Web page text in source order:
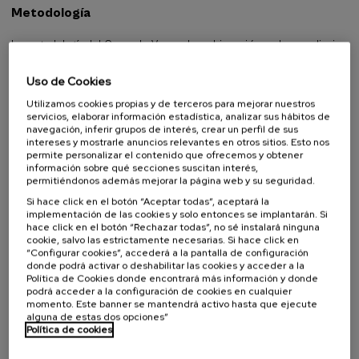
Metodología
La metodología del Curso de Verano hace hincapié en el aprendizaje
que permite a los participantes profundizar en su comprensión de
para hacer frente a los complejos desafíos mundiales.
Organiza
Colabora
Uso de Cookies
Utilizamos cookies propias y de terceros para mejorar nuestros
servicios, elaborar información estadística, analizar sus hábitos de
navegación, inferir grupos de interés, crear un perfil de sus
intereses y mostrarle anuncios relevantes en otros sitios. Esto nos
permite personalizar el contenido que ofrecemos y obtener
información sobre qué secciones suscitan interés,
permitiéndonos además mejorar la página web y su seguridad.
Si hace click en el botón “Aceptar todas”, aceptará la
implementación de las cookies y solo entonces se implantarán. Si
hace click en el botón “Rechazar todas”, no sé instalará ninguna
cookie, salvo las estrictamente necesarias. Si hace click en
“Configurar cookies”, accederá a la pantalla de configuración
donde podrá activar o deshabilitar las cookies y acceder a la
Política de Cookies donde encontrará más información y donde
podrá acceder a la configuración de cookies en cualquier
momento. Este banner se mantendrá activo hasta que ejecute
alguna de estas dos opciones”
Política de cookies